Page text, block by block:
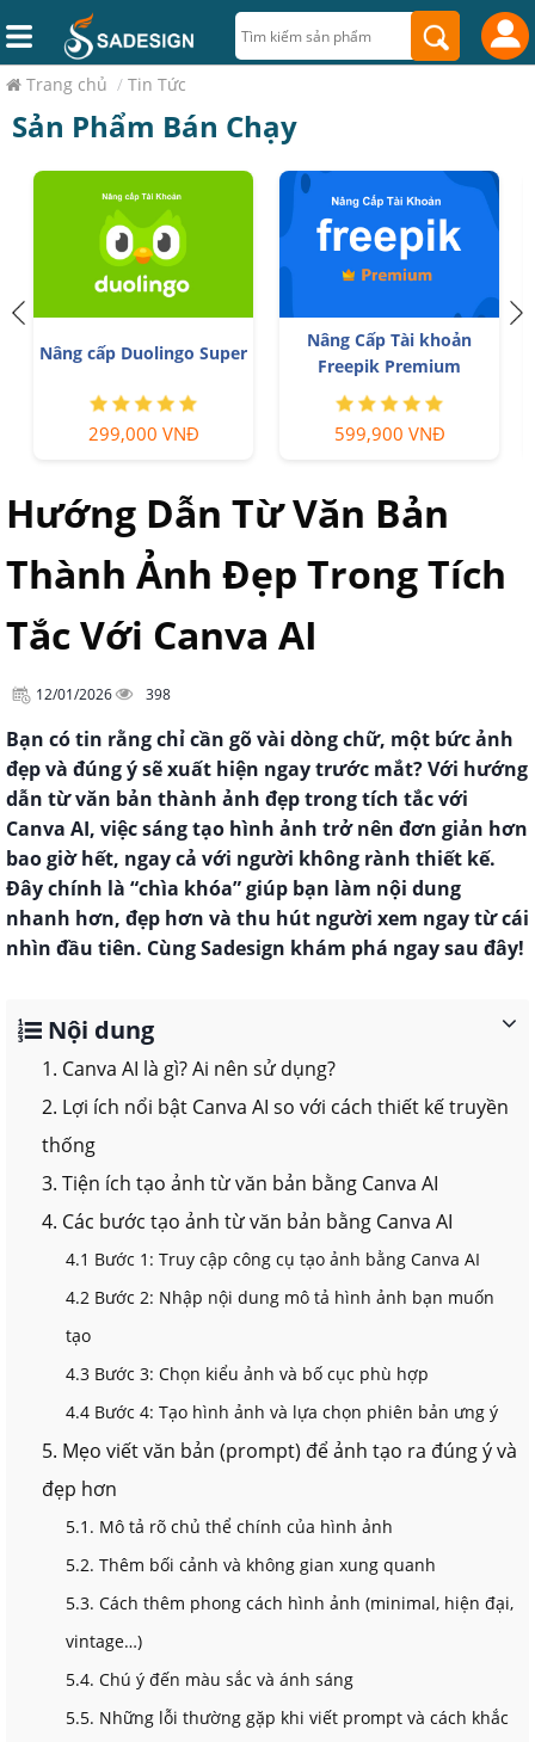
Trang chủ / Tin Tức
Sản Phẩm Bán Chạy
Nâng cấp Duolingo Super
299,000 VNĐ
Nâng Cấp Tài khoản
Freepik Premium
599,900 VNĐ
Hướng Dẫn Từ Văn Bản
Thành Ảnh Đẹp Trong Tích
Tắc Với Canva AI
12/01/2026 398
Bạn có tin rằng chỉ cần gõ vài dòng chữ, một bức ảnh
đẹp và đúng ý sẽ xuất hiện ngay trước mắt? Với hướng
dẫn từ văn bản thành ảnh đẹp trong tích tắc với
Canva AI, việc sáng tạo hình ảnh trở nên đơn giản hơn
bao giờ hết, ngay cả với người không rành thiết kế.
Đây chính là “chìa khóa” giúp bạn làm nội dung
nhanh hơn, đẹp hơn và thu hút người xem ngay từ cái
nhìn đầu tiên. Cùng Sadesign khám phá ngay sau đây!
Nội dung
1. Canva AI là gì? Ai nên sử dụng?
2. Lợi ích nổi bật Canva AI so với cách thiết kế truyền
thống
3. Tiện ích tạo ảnh từ văn bản bằng Canva AI
4. Các bước tạo ảnh từ văn bản bằng Canva AI
4.1 Bước 1: Truy cập công cụ tạo ảnh bằng Canva AI
4.2 Bước 2: Nhập nội dung mô tả hình ảnh bạn muốn
tạo
4.3 Bước 3: Chọn kiểu ảnh và bố cục phù hợp
4.4 Bước 4: Tạo hình ảnh và lựa chọn phiên bản ưng ý
5. Mẹo viết văn bản (prompt) để ảnh tạo ra đúng ý và
đẹp hơn
5.1. Mô tả rõ chủ thể chính của hình ảnh
5.2. Thêm bối cảnh và không gian xung quanh
5.3. Cách thêm phong cách hình ảnh (minimal, hiện đại,
vintage…)
5.4. Chú ý đến màu sắc và ánh sáng
5.5. Những lỗi thường gặp khi viết prompt và cách khắc